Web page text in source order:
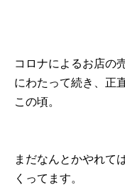
コロナによるお店の
にわたって続き、正
この頃。
まだなんとかやれて
くってます。